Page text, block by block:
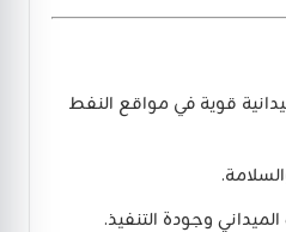
قوية في مواقع النفط
وجودة التنفيذ.